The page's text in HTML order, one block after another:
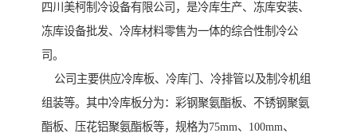
四川美柯制冷设备有限公司，是冷库生产、冻库安装、
冻库设备批发、冷库材料零售为一体的综合性制冷公
司。
公司主要供应冷库板、冷库门、冷排管以及制冷机组
组装等。其中冷库板分为：彩钢聚氨酯板、不锈钢聚氨
酯板、压花铝聚氨酯板等，规格为75mm、100mm、